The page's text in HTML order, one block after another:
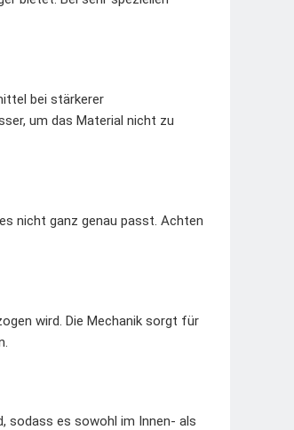
bei stärkerer
um das Material nicht zu
nicht ganz genau passt. Achten
wird. Die Mechanik sorgt für
sodass es sowohl im Innen- als